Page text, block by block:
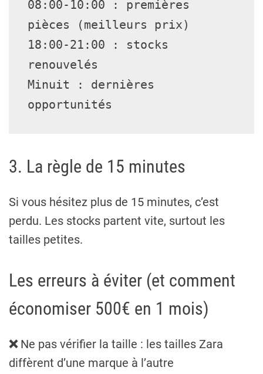
08:00-10:00 : premières
pièces (meilleurs prix)
18:00-21:00 : stocks
renouvelés
Minuit : dernières
opportunités
3. La règle de 15 minutes
Si vous hésitez plus de 15 minutes, c’est
perdu. Les stocks partent vite, surtout les
tailles petites.
Les erreurs à éviter (et comment
économiser 500€ en 1 mois)
❌Ne pas vérifier la taille : les tailles Zara
diffèrent d’une marque à l’autre